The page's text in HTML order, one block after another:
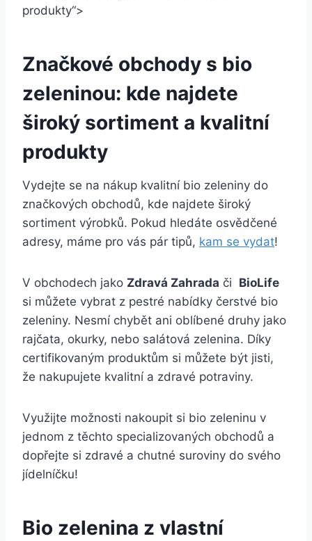
produkty“>
Značkové obchody ‍s bio
‍zeleninou: ⁤kde najdete
široký sortiment a kvalitní
produkty
Vydejte ‍se na nákup kvalitní bio zeleniny ⁢do
značkových obchodů, kde najdete široký​
sortiment výrobků. ‌Pokud hledáte osvědčené
adresy, máme pro vás pár tipů, kam se vydat!
V‌ obchodech jako Zdravá Zahrada či ​ BioLife
si můžete vybrat z pestré nabídky čerstvé bio
zeleniny. Nesmí chybět ‍ani oblíbené druhy ⁣jako
rajčata, ⁣okurky, nebo ‍salátová zelenina. Díky
⁣certifikovaným produktům si můžete⁤ být jisti,
že nakupujete kvalitní⁣ a‌ zdravé potraviny.
Využijte možnosti nakoupit‍ si bio zeleninu⁣ v
jednom z těchto ⁤specializovaných obchodů a
dopřejte si zdravé a chutné suroviny do svého
jídelníčku!
Bio zelenina z vlastní